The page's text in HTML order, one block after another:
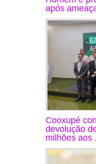
após
Cooxupé
devolução
milhões aos